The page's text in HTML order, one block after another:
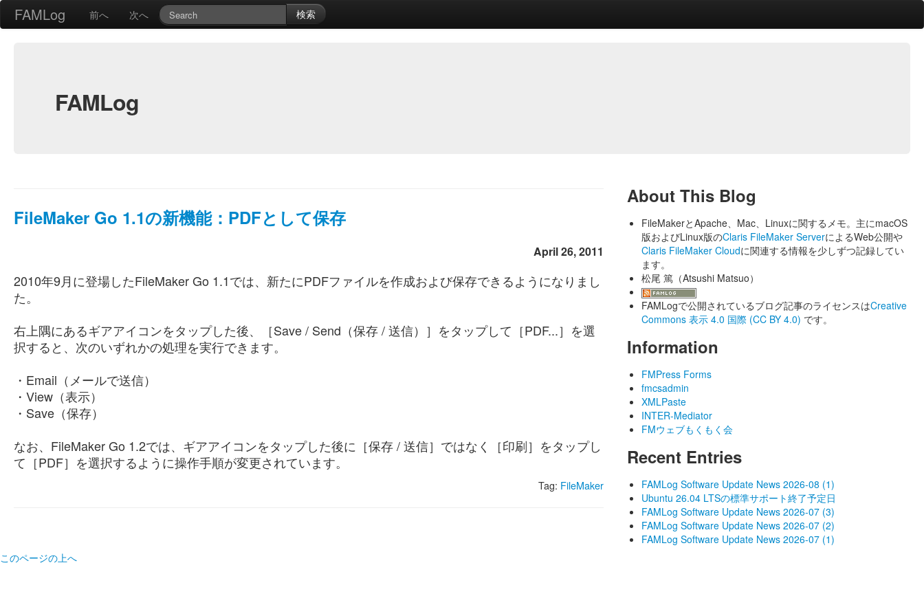
FAMLog 前へ 次へ 検索
FAMLog
FileMaker Go 1.1の新機能：PDFとして保存
April 26, 2011
2010年9月に登場したFileMaker Go 1.1では、新たにPDFファイルを作成および保存できるようになりまし
た。
右上隅にあるギアアイコンをタップした後、［Save / Send（保存 / 送信）］をタップして［PDF...］を選
択すると、次のいずれかの処理を実行できます。
・Email（メールで送信）
・View（表示）
・Save（保存）
なお、FileMaker Go 1.2では、ギアアイコンをタップした後に［保存 / 送信］ではなく［印刷］をタップし
て［PDF］を選択するように操作手順が変更されています。
Tag: FileMaker
About This Blog
FileMakerとApache、Mac、Linuxに関するメモ。主にmacOS
版およびLinux版のClaris FileMaker ServerによるWeb公開や
Claris FileMaker Cloudに関連する情報を少しずつ記録してい
ます。
松尾 篤（Atsushi Matsuo）
FAMLogで公開されているブログ記事のライセンスはCreative
Commons 表示 4.0 国際 (CC BY 4.0) です。
Information
FMPress Forms
fmcsadmin
XMLPaste
INTER-Mediator
FMウェブもくもく会
Recent Entries
FAMLog Software Update News 2026-08 (1)
Ubuntu 26.04 LTSの標準サポート終了予定日
FAMLog Software Update News 2026-07 (3)
FAMLog Software Update News 2026-07 (2)
FAMLog Software Update News 2026-07 (1)
このページの上へ